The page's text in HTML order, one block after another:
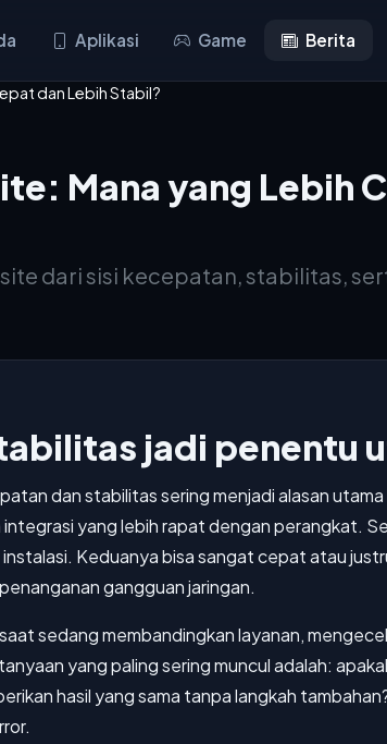
Aplikasi Game Berita
dan Lebih Stabil?
Mana yang Lebih
dari sisi kecepatan, stabilitas,
jadi penentu
dan stabilitas sering menjadi alasan
yang lebih rapat dengan perangkat.
Keduanya bisa sangat cepat atau
gangguan jaringan.
sedang membandingkan layanan,
yang paling sering muncul adalah:
hasil yang sama tanpa langkah